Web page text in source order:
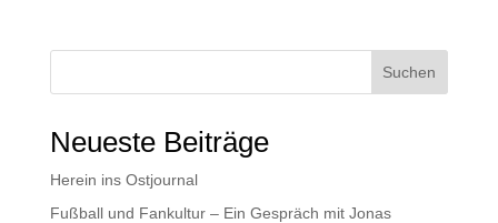
Suchen
Neueste Beiträge
Herein ins Ostjournal
Fußball und Fankultur – Ein Gespräch mit Jonas